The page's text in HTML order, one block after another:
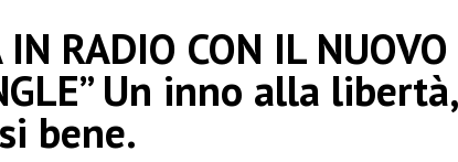
RADIO CON IL NUOVO
Un inno alla libertà,
bene.